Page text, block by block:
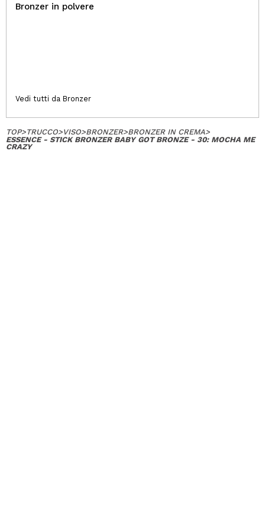
Bronzer in polvere
Vedi tutti da Bronzer
TOP>TRUCCO>VISO>BRONZER>BRONZER IN CREMA>
ESSENCE - STICK BRONZER BABY GOT BRONZE - 30: MOCHA ME
CRAZY